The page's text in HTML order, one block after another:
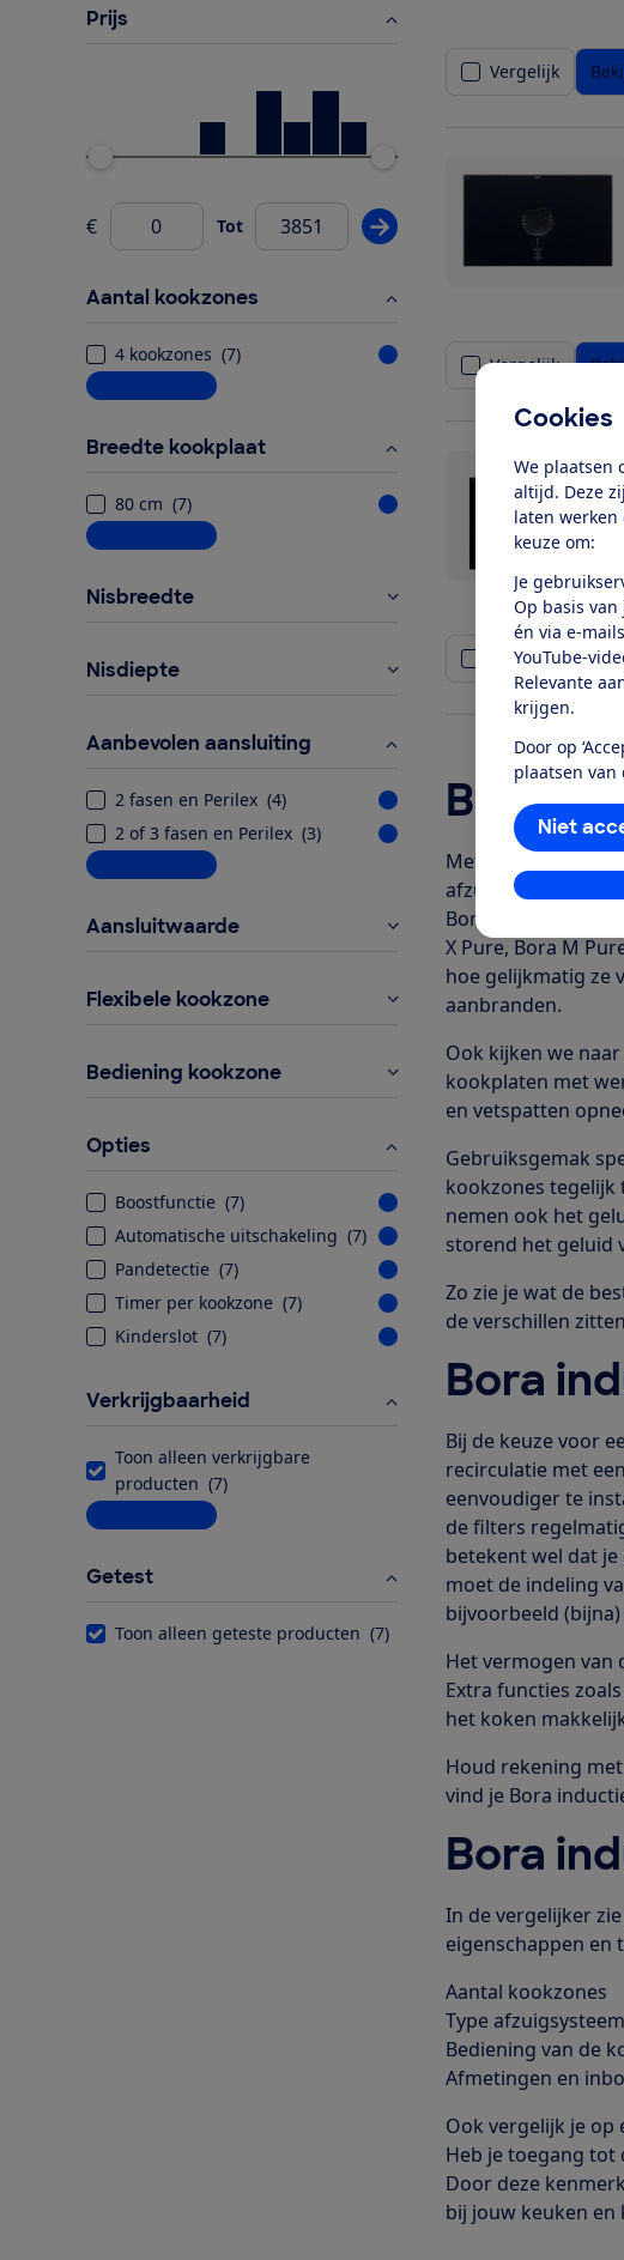
Cookies
We plaatsen
altijd. Deze
laten werken
keuze om:
Je
Op basis
én via e-
YouTube-
Relevante
krijgen.
Door op
plaatsen van
Niet
Instellingen
Prijs
€
Van Tot Pas prijsfilter wijziging toe
Aantal kookzones
4 kookzones (7)
Meer informatie
Breedte kookplaat
80 cm (7)
Meer informatie
Nisbreedte
Nisdiepte
Aanbevolen aansluiting
2 fasen en Perilex (4)
2 of 3 fasen en Perilex (3)
Meer informatie
Aansluitwaarde
Flexibele kookzone
Bediening kookzone
Opties
Boostfunctie (7)
Automatische uitschakeling (7)
Pandetectie (7)
Timer per kookzone (7)
Kinderslot (7)
Verkrijgbaarheid
Toon alleen verkrijgbare
producten (7)
Meer informatie
Getest
Toon alleen geteste producten (7)
Vergelijk
Vergelijk
Vergelijk
Bora
Met een Bora
afzuigsysteem.
Bora, op meerdere
X Pure, Bora M
hoe gelijkmatig ze
aanbranden.
Ook kijken we
kookplaten met
en vetspatten
Gebruiksgemak
kookzones tegelijk
nemen ook het
storend het geluid
Zo zie je wat de
de verschillen
Bora
Bij de keuze voor
recirculatie met
eenvoudiger te
de filters
betekent wel dat
moet de indeling
bijvoorbeeld
Het vermogen van
Extra functies
het koken
Houd rekening
vind je Bora
Bora
In de vergelijker
eigenschappen en
Aantal kookzones
Type afzuigsysteem
Bediening van de
Afmetingen en
Ook vergelijk je
Heb je toegang tot
Door deze
bij jouw keuken en